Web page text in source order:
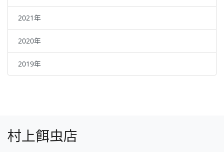
2021年
2020年
2019年
村上餌虫店